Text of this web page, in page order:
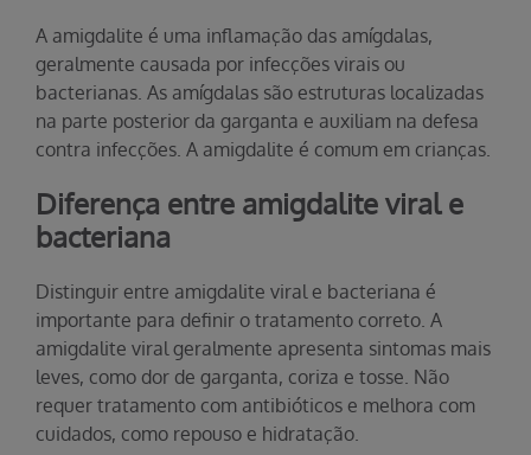
A amigdalite é uma inflamação das amígdalas,
geralmente causada por infecções virais ou
bacterianas. As amígdalas são estruturas localizadas
na parte posterior da garganta e auxiliam na defesa
contra infecções. A amigdalite é comum em crianças.
Diferença entre amigdalite viral e
bacteriana
Distinguir entre amigdalite viral e bacteriana é
importante para definir o tratamento correto. A
amigdalite viral geralmente apresenta sintomas mais
leves, como dor de garganta, coriza e tosse. Não
requer tratamento com antibióticos e melhora com
cuidados, como repouso e hidratação.